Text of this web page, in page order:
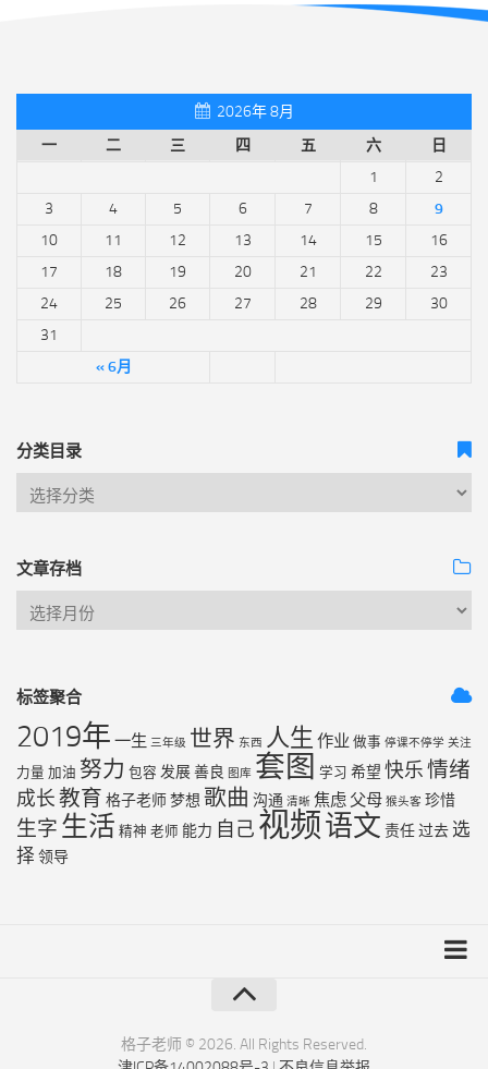
2026年 8月
一
二 三 四 五 六 日
« 6月
1
2
3
4 5 6 7 8
9
10
11 12 13 14 15
16
17
18 19 20 21 22
23
24
25 26 27 28 29
30
31
分类目录
文章存档
标签聚合
2019年 一生 三年级 世界 东西 人生 作业 做事 停课不停学 关注
力量 加油 努力 包容 发展善良 图库 套图 学习 希望 快乐情绪
成长教育 格子老师梦想 歌曲 沟通 清晰 焦虑 父母 猴头客 珍惜
生字 生活 精神 老师 能力 自己 视频语文 责任过去 选
择 领导
格子老师 © 2026. All Rights Reserved.